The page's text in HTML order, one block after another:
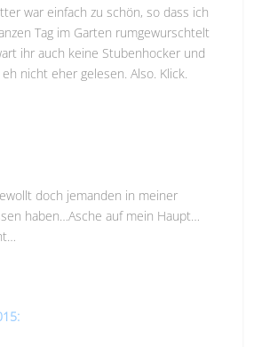
war einfach zu schön, so dass ich
Tag im Garten rumgewurschtelt
ihr auch keine Stubenhocker und
nicht eher gelesen. Also. Klick.
doch jemanden in meiner
haben…Asche auf mein Haupt…